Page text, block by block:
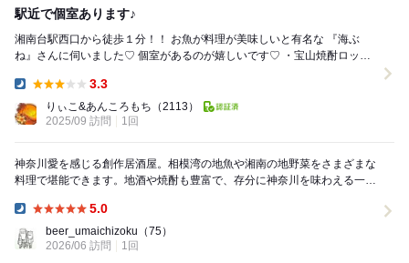
駅近で個室あります♪
湘南台駅西口から徒歩１分！！ お魚が料理が美味しいと有名な 『海ぶ
ね』さんに伺いました♡ 個室があるのが嬉しいです♡ ・宝山焼酎ロック
3.3
りぃこ&あんころもち （2113）
2025/09 訪問
1回
神奈川愛を感じる創作居酒屋。相模湾の地魚や湘南の地野菜をさまざまな
料理で堪能できます。地酒や焼酎も豊富で、存分に神奈川を味わえる一軒
5.0
beer_umaichizoku （75）
2026/06 訪問
1回